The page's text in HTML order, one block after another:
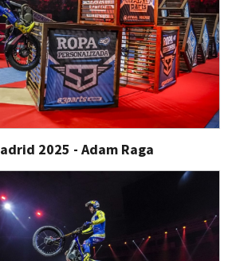
2025 - Adam Raga